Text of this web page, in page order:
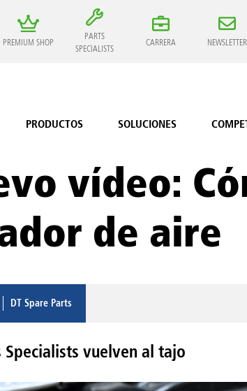
PREMIUM SHOP
PARTS
SPECIALISTS
CARRERA NEWSLETTER
PRODUCTOS SOLUCIONES
vídeo:
de aire
DT Spare Parts
Specialists vuelven al tajo